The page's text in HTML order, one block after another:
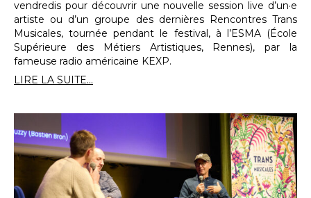
vendredis pour découvrir une nouvelle session live d’un·e
artiste ou d’un groupe des dernières Rencontres Trans
Musicales, tournée pendant le festival, à l’ESMA (École
Supérieure des Métiers Artistiques, Rennes), par la
fameuse radio américaine KEXP.
LIRE LA SUITE...